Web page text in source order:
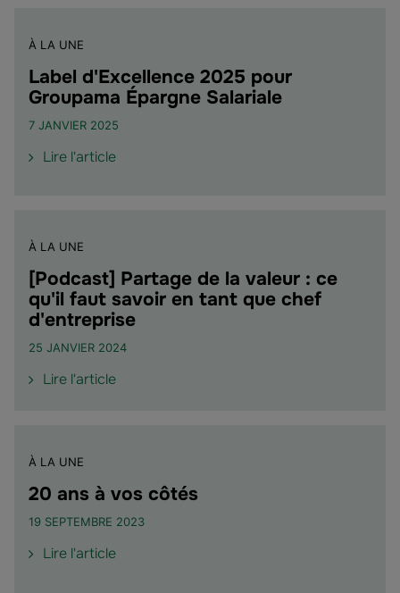
Groupama
Épargne
Salariale"
À LA UNE
Label d'Excellence 2025 pour
Groupama Épargne Salariale
7 JANVIER 2025
Lire l'articlede
Groupama
Épargne
Salariale"
À LA UNE
[Podcast] Partage de la valeur : ce
qu'il faut savoir en tant que chef
d'entreprise
25 JANVIER 2024
Lire l'articlede
la
valeur
ce
À LA UNE
20 ans à vos côtés
19 SEPTEMBRE 2023
Lire l'articlede